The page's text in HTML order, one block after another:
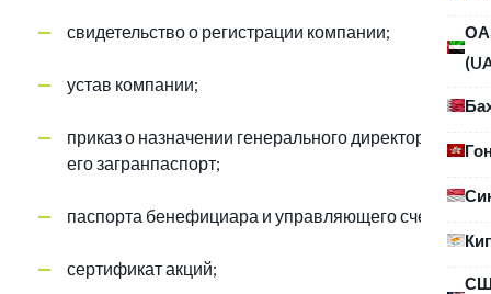
свидетельство о регистрации компании;
устав компании;
приказ о назначении генерального директора и
его загранпаспорт;
паспорта бенефициара и управляющего счетом;
сертификат акций;